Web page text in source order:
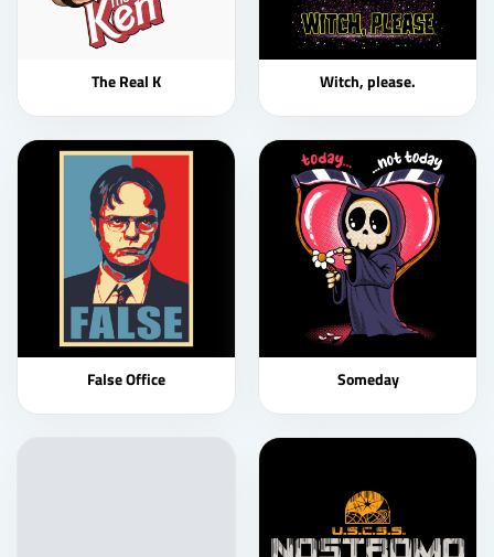
The Real K Witch, please.
False Office Someday